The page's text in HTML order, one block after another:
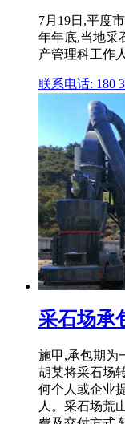
7月19日,平度
年年底,当地采
产管理科工作
联系电话: 180
采石场承
施甲,承包期为
胡某将采石场
何个人或企业
人。采石场荒